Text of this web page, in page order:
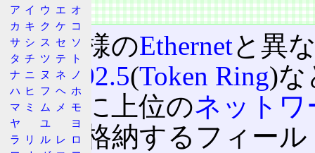
概要
DIX仕様のEthernetと異
IEEE 802.5(Token Ring)な
ーム中に上位のネットワ
るかを格納するフィー
ア イ ウ エ オ
カ キ ク ケ コ
サ シ ス セ ソ
タ チ ツ テ
ト
ナ ニ ヌ ネ
ノ
ハ ヒ フ ヘ ホ
マ ミ ム メ
モ
ヤ
ユ
ヨ
ラ
リ ル レ ロ